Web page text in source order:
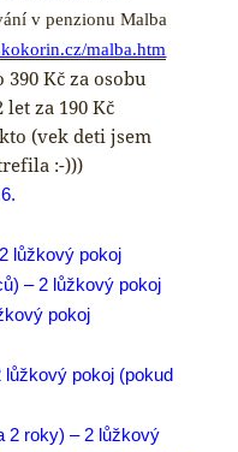
v penzionu Malba
malba.htm
Kč za osobu
za 190 Kč
(vek deti jsem
:-)))
lůžkový pokoj
– 2 lůžkový pokoj
pokoj
lůžkový pokoj (pokud
2 roky) – 2 lůžkový